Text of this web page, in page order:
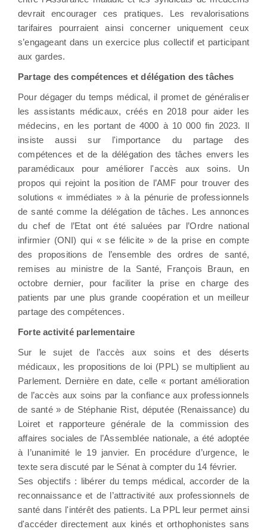
devrait encourager ces pratiques. Les revalorisations
tarifaires pourraient ainsi concerner uniquement ceux
s’engageant dans un exercice plus collectif et participant
aux gardes.
Partage des compétences et délégation des tâches
Pour dégager du temps médical, il promet de généraliser
les assistants médicaux, créés en 2018 pour aider les
médecins, en les portant de 4000 à 10 000 fin 2023. Il
insiste aussi sur l'importance du partage des
compétences et de la délégation des tâches envers les
paramédicaux pour améliorer l'accès aux soins. Un
propos qui rejoint la position de l’AMF pour trouver des
solutions « immédiates » à la pénurie de professionnels
de santé comme la délégation de tâches. Les annonces
du chef de l’Etat ont été saluées par l’Ordre national
infirmier (ONI) qui « se félicite » de la prise en compte
des propositions de l’ensemble des ordres de santé,
remises au ministre de la Santé, François Braun, en
octobre dernier, pour faciliter la prise en charge des
patients par une plus grande coopération et un meilleur
partage des compétences.
Forte activité parlementaire
Sur le sujet de l’accès aux soins et des déserts
médicaux, les propositions de loi (PPL) se multiplient au
Parlement. Dernière en date, celle « portant amélioration
de l’accès aux soins par la confiance aux professionnels
de santé » de Stéphanie Rist, députée (Renaissance) du
Loiret et rapporteure générale de la commission des
affaires sociales de l’Assemblée nationale, a été adoptée
à l’unanimité le 19 janvier. En procédure d’urgence, le
texte sera discuté par le Sénat à compter du 14 février.
Ses objectifs : libérer du temps médical, accorder de la
reconnaissance et de l’attractivité aux professionnels de
santé dans l'intérêt des patients. La PPL leur permet ainsi
d'accéder directement aux kinés et orthophonistes sans